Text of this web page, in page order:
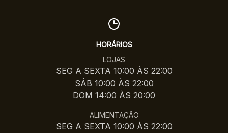
HORÁRIOS
LOJAS
SEG A SEXTA 10:00 ÀS 22:00
SÁB 10:00 ÀS 22:00
DOM 14:00 ÀS 20:00
ALIMENTAÇÃO
SEG A SEXTA 10:00 ÀS 22:00